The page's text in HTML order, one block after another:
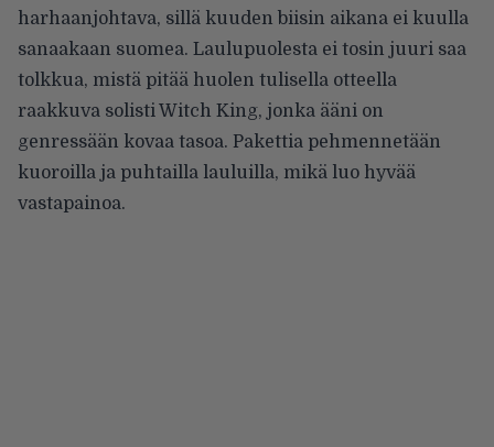
harhaanjohtava, sillä kuuden biisin aikana ei kuulla
sanaakaan suomea. Laulupuolesta ei tosin juuri saa
tolkkua, mistä pitää huolen tulisella otteella
raakkuva solisti Witch King, jonka ääni on
genressään kovaa tasoa. Pakettia pehmennetään
kuoroilla ja puhtailla lauluilla, mikä luo hyvää
vastapainoa.